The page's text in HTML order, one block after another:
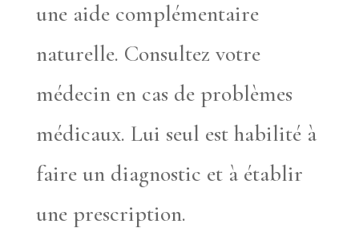
une aide complémentaire
naturelle. Consultez votre
médecin en cas de problèmes
médicaux. Lui seul est habilité à
faire un diagnostic et à établir
une prescription.